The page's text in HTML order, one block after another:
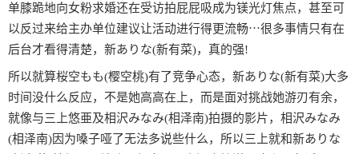
单膝跪地向女粉求婚还在受访拍屁屁吸成为镁光灯焦点，甚至可
以反过来给主办单位建议让活动进行得更流畅⋯很多事情只有在
后台才看得清楚，新ありな(新有菜)，真的强!
所以就算桜空もも(樱空桃)有了竞争心态，新ありな(新有菜)大多
时间没什么反应，不是她高高在上，而是面对挑战她游刃有余，
就像与三上悠亜及相沢みなみ(相泽南)拍摄的影片，相沢みなみ
(相泽南)因为嗓子哑了无法多说些什么，所以三上就和新ありな